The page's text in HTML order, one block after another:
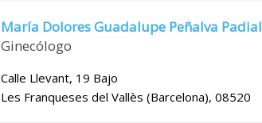
María Dolores Guadalupe Peñalva Padial
Ginecólogo
Calle Llevant, 19 Bajo
Les Franqueses del Vallès (Barcelona), 08520